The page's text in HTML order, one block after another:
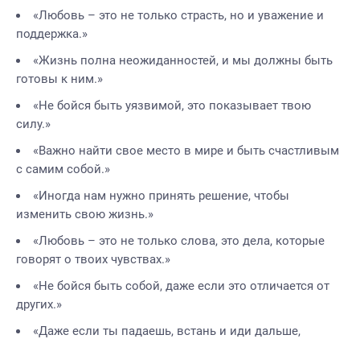
«Любовь – это не только страсть, но и уважение и
поддержка.»
«Жизнь полна неожиданностей, и мы должны быть
готовы к ним.»
«Не бойся быть уязвимой, это показывает твою
силу.»
«Важно найти свое место в мире и быть счастливым
с самим собой.»
«Иногда нам нужно принять решение, чтобы
изменить свою жизнь.»
«Любовь – это не только слова, это дела, которые
говорят о твоих чувствах.»
«Не бойся быть собой, даже если это отличается от
других.»
«Даже если ты падаешь, встань и иди дальше,